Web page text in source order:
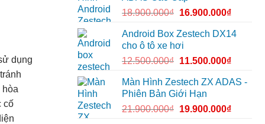
dụng
hòa
cố
18.900.000₫ 16.900.000₫
Android Box Zestech DX14
cho ô tô xe hơi
12.500.000₫ 11.500.000₫
Màn Hình Zestech ZX ADAS -
Phiên Bản Giới Hạn
21.900.000₫ 19.900.000₫